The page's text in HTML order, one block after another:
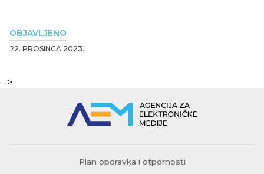
OBJAVLJENO
22. PROSINCA 2023.
-->
Plan oporavka i otpornosti